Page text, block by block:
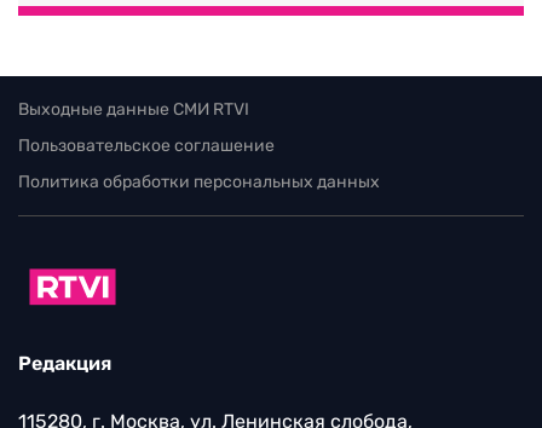
Выходные данные СМИ RTVI
Пользовательское соглашение
Политика обработки персональных данных
Редакция
115280, г. Москва, ул. Ленинская слобода,